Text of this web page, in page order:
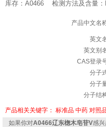
库存：A0466 检测方法及含量
产品中文名
英文
英文别
CAS登录
分子
分子
分子结
产品相关关键字： 标准品 中药 对照
如果你对A0466辽东楤木皂苷V感